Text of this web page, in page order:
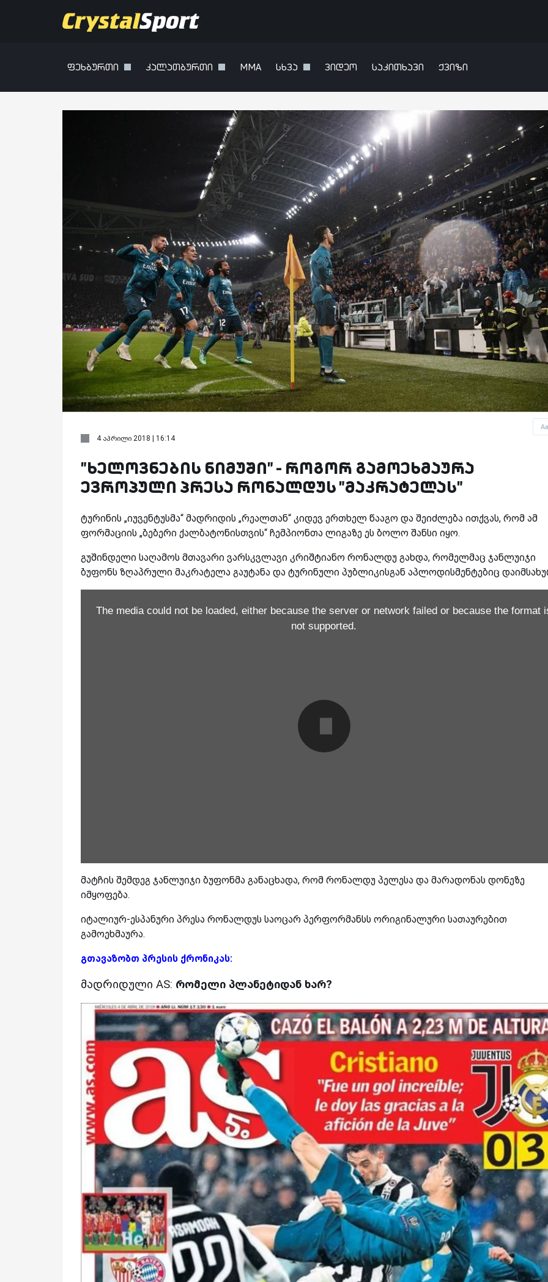
ფეხბურთი კალათბურთი MMA სხვა ვიდეო საკითხავი ქვიზი
Aa
4 აპრილი 2018 | 16:14
"ხელოვნების ნიმუში" - როგორ გამოეხმაურა
ევროპული პრესა რონალდუს "მაკრატელას"
ტურინის „იუვენტუსმა“ მადრიდის „რეალთან“ კიდევ ერთხელ წააგო და შეიძლება ითქვას, რომ ამ
ფორმაციის „ბებერი ქალბატონისთვის“ ჩემპიონთა ლიგაზე ეს ბოლო შანსი იყო.
გუშინდელი საღამოს მთავარი ვარსკვლავი კრიშტიანო რონალდუ გახდა, რომელმაც ჯანლუიჯი
ბუფონს ზღაპრული მაკრატელა გაუტანა და ტურინული პუბლიკისგან აპლოდისმენტებიც
The media could not be loaded, either because the server or network failed or because the format
not supported.
მატჩის შემდეგ ჯანლუიჯი ბუფონმა განაცხადა, რომ რონალდუ პელესა და მარადონას დონეზე
იმყოფება.
იტალიურ-ესპანური პრესა რონალდუს საოცარ პერფორმანსს ორიგინალური სათაურებით
გამოეხმაურა.
გთავაზობთ პრესის ქრონიკას:
მადრიდული AS: რომელი პლანეტიდან ხარ?